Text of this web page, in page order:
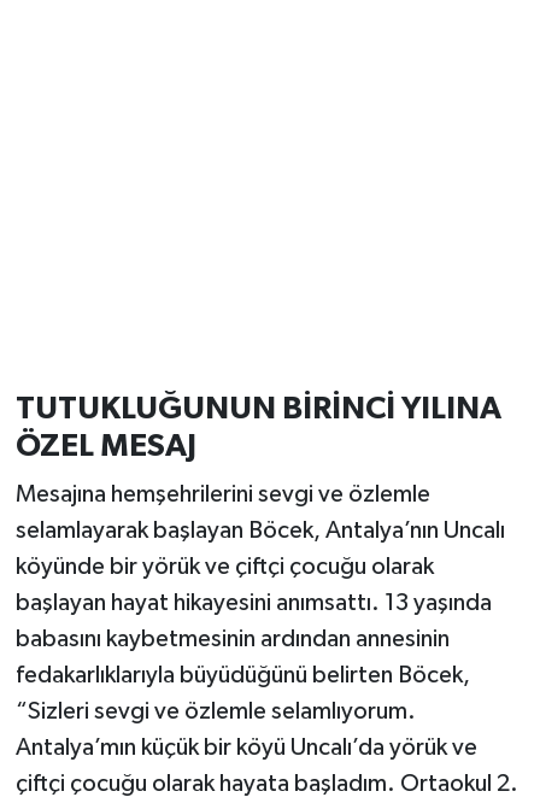
TUTUKLUĞUNUN BİRİNCİ YILINA
ÖZEL MESAJ
Mesajına hemşehrilerini sevgi ve özlemle
selamlayarak başlayan Böcek, Antalya’nın Uncalı
köyünde bir yörük ve çiftçi çocuğu olarak
başlayan hayat hikayesini anımsattı. 13 yaşında
babasını kaybetmesinin ardından annesinin
fedakarlıklarıyla büyüdüğünü belirten Böcek,
“Sizleri sevgi ve özlemle selamlıyorum.
Antalya’mın küçük bir köyü Uncalı’da yörük ve
çiftçi çocuğu olarak hayata başladım. Ortaokul 2.